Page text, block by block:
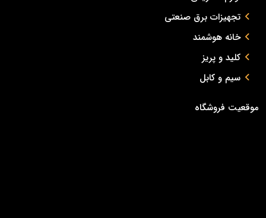
تجهیزات برق صنعتی
خانه هوشمند
کلید و پریز
سیم و کابل
موقعیت فروشگاه